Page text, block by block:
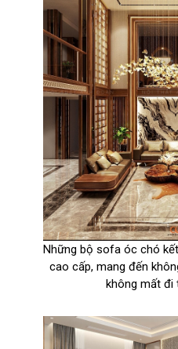
Những bộ sofa óc chó
cao cấp, mang đến
không mất đi